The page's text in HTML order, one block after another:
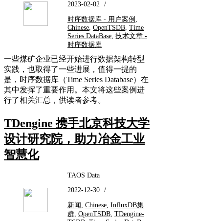
2023-02-02 /
时序数据库 - 用户案例 ,
Chinese, OpenTSDB, Time
Series DataBase, 技术文章 -
时序数据库
一些煤矿企业已经开始进行数据架构转型
实践，也取得了一些进展，值得一提的
是，时序数据库（Time Series Database）在
其中发挥了重要作用。本文将这些案例进
行了相关汇总，供读者参考。
TDengine 携手北京科技大学
设计研究院，助力冶金工业
智慧化
TAOS Data
2022-12-30 /
新闻 , Chinese, InfluxDB集
群, OpenTSDB, TDengine-